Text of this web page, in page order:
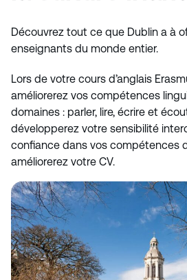
Découvrez tout ce que Dublin a à
enseignants du monde entier.
Lors de votre cours d’anglais
améliorerez vos compétences
domaines : parler, lire, écrire et
développerez votre sensibilité
confiance dans vos compétences
améliorerez votre CV.